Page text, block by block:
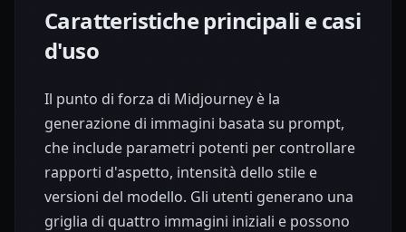
Caratteristiche principali e casi
d'uso
Il punto di forza di Midjourney è la
generazione di immagini basata su prompt,
che include parametri potenti per controllare
rapporti d'aspetto, intensità dello stile e
versioni del modello. Gli utenti generano una
griglia di quattro immagini iniziali e possono